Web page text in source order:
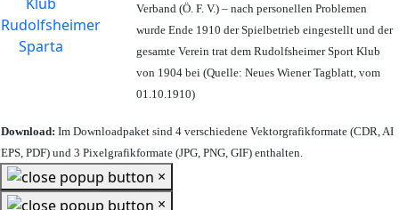
Verband (Ö. F. V.) – nach personellen Problemen
wurde Ende 1910 der Spielbetrieb eingestellt und der
gesamte Verein trat dem Rudolfsheimer Sport Klub
von 1904 bei (Quelle: Neues Wiener Tagblatt, vom
01.10.1910)
Download: Im Downloadpaket sind 4 verschiedene Vektorgrafikformate (CDR, AI
EPS, PDF) und 3 Pixelgrafikformate (JPG, PNG, GIF) enthalten.
×
×